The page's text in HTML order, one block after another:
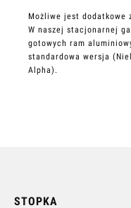
Możliwe jest dodatkowe
W naszej stacjonarnej
gotowych ram
standardowa wersja
Alpha).
STOPKA